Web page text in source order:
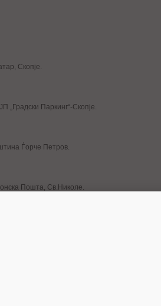
Скопје.
„Градски Паркинг“-Скопје.
Ѓорче Петров.
Пошта, Св.Николе.
вработен во Министерство за земјоделие,
Инжинеринг“, Кавадарци.